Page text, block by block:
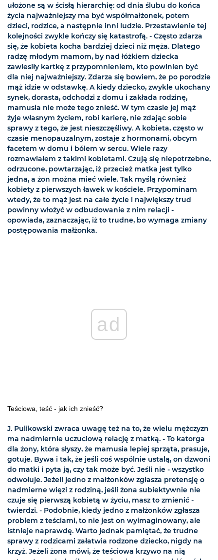
ułożone są w ścisłą hierarchię: od dnia ślubu do końca
życia najważniejszy ma być współmałżonek, potem
dzieci, rodzice, a następnie inni ludzie. Przestawienie tej
kolejności zwykle kończy się katastrofą. - Często zdarza
się, że kobieta kocha bardziej dzieci niż męża. Dlatego
radzę młodym mamom, by nad łóżkiem dziecka
zawiesiły kartkę z przypomnieniem, kto powinien być
dla niej najważniejszy. Zdarza się bowiem, że po porodzie
mąż idzie w odstawkę. A kiedy dziecko, zwykle ukochany
synek, dorasta, odchodzi z domu i zakłada rodzinę,
mamusia nie może tego znieść. W tym czasie jej mąż
żyje własnym życiem, robi karierę, nie zdając sobie
sprawy z tego, że jest nieszczęśliwy. A kobieta, często w
czasie menopauzalnym, zostaje z hormonami, obcym
facetem w domu i bólem w sercu. Wiele razy
rozmawiałem z takimi kobietami. Czują się niepotrzebne,
odrzucone, powtarzając, iż przecież matka jest tylko
jedna, a żon można mieć wiele. Tak myślą również
kobiety z pierwszych ławek w kościele. Przypominam
wtedy, że to mąż jest na całe życie i największy trud
powinny włożyć w odbudowanie z nim relacji -
opowiada, zaznaczając, iż to trudne, bo wymaga zmiany
postępowania małżonka.
ad
Teściowa, teść - jak ich znieść?
J. Pulikowski zwraca uwagę też na to, że wielu mężczyzn
ma nadmiernie uczuciową relację z matką. - To katorga
dla żony, która słyszy, że mamusia lepiej sprząta, prasuje,
gotuje. Bywa i tak, że jeśli coś wspólnie ustalą, on dzwoni
do matki i pyta ją, czy tak może być. Jeśli nie - wszystko
odwołuje. Jeżeli jedno z małżonków zgłasza pretensję o
nadmierne więzi z rodziną, jeśli żona subiektywnie nie
czuje się pierwszą kobietą w życiu, masz to zmienić -
twierdzi. - Podobnie, kiedy jedno z małżonków zgłasza
problem z teściami, to nie jest on wyimaginowany, ale
istnieje naprawdę. Warto jednak pamiętać, że trudne
sprawy z rodzicami załatwia rodzone dziecko, nigdy na
krzyż. Jeżeli żona mówi, że teściowa krzywo na nią